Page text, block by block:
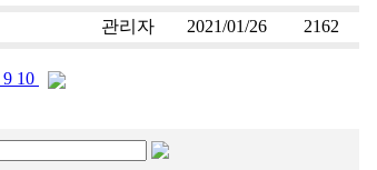
관리자 2021/01/26 2162
9 10